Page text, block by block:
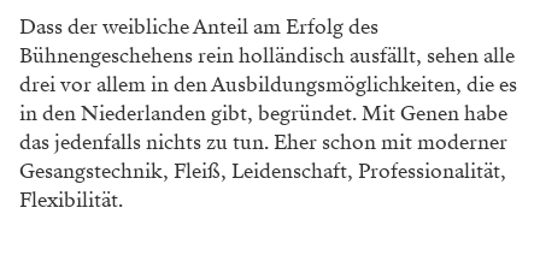
Dass der weibliche Anteil am Erfolg des
Bühnengeschehens rein holländisch ausfällt, sehen alle
drei vor allem in den Ausbildungsmöglichkeiten, die es
in den Niederlanden gibt, begründet. Mit Genen habe
das jedenfalls nichtszu tun. Eher schon mit moderner
Gesangstechnik, Fleiß, Leidenschaft, Professionalität,
Flexibilität.